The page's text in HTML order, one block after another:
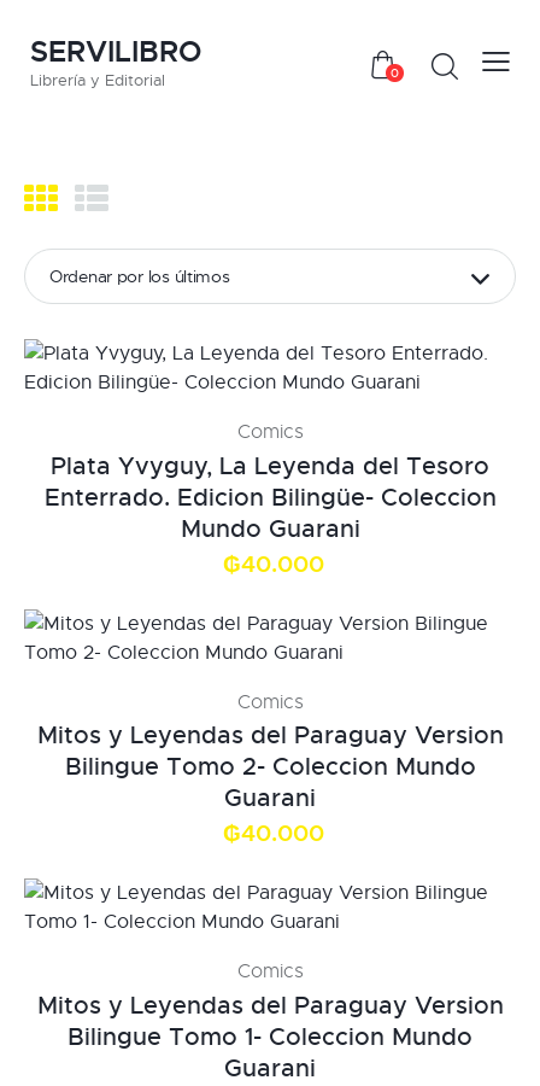
SERVILIBRO
Librería y Editorial 0
Comics
Plata Yvyguy, La Leyenda del Tesoro
Enterrado. Edicion Bilingüe- Coleccion
Mundo Guarani
₲40.000
Comics
Mitos y Leyendas del Paraguay Version
Bilingue Tomo 2- Coleccion Mundo
Guarani
₲40.000
Comics
Mitos y Leyendas del Paraguay Version
Bilingue Tomo 1- Coleccion Mundo
Guarani